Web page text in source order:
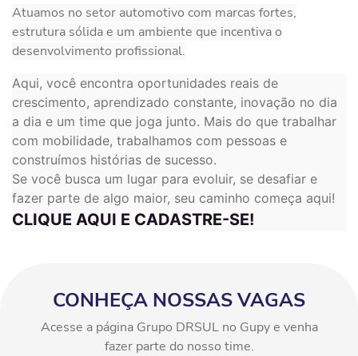
Atuamos no setor automotivo com marcas fortes,
estrutura sólida e um ambiente que incentiva o
desenvolvimento profissional.
Aqui, você encontra oportunidades reais de
crescimento, aprendizado constante, inovação no dia
a dia e um time que joga junto. Mais do que trabalhar
com mobilidade, trabalhamos com pessoas e
construímos histórias de sucesso.
Se você busca um lugar para evoluir, se desafiar e
fazer parte de algo maior, seu caminho começa aqui!
CLIQUE AQUI E CADASTRE-SE!
CONHEÇA NOSSAS VAGAS
Acesse a página Grupo DRSUL no Gupy e venha
fazer parte do nosso time.